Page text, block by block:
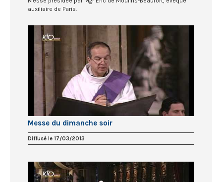
auxiliaire de Paris.
Messe du dimanche soir
Diffusé le 17/03/2013